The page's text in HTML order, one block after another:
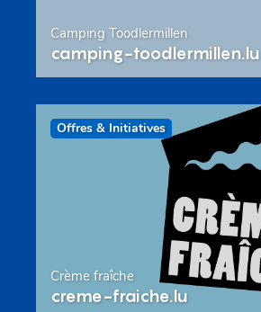
Camping Toodlermillen
camping-toodlermillen.lu
Offres & Initiatives
Crème fraîche
creme-fraiche.lu